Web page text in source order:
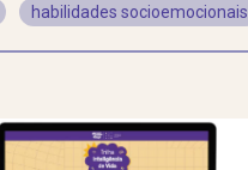
habilidades socioemocionais